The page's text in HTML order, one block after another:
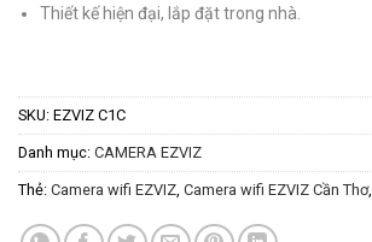
Thiết kế hiện đại, lắp đặt trong nhà.
SKU: EZVIZ C1C
Danh mục: CAMERA EZVIZ
Thẻ: Camera wifi EZVIZ, Camera wifi EZVIZ Cần Thơ,